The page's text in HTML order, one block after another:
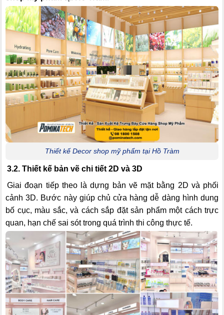
Thiết kế Decor shop mỹ phẩm tại Hồ Tràm
3.2. Thiết kế bản vẽ chi tiết 2D và 3D
Giai đoạn tiếp theo là dựng bản vẽ mặt bằng 2D và phối
cảnh 3D. Bước này giúp chủ cửa hàng dễ dàng hình dung
bố cục, màu sắc, và cách sắp đặt sản phẩm một cách trực
quan, hạn chế sai sót trong quá trình thi công thực tế.